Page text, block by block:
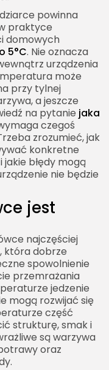
powinna
praktyce
domowych
5°C. Nie oznacza
urządzenia
może
przy tylnej
a jeszcze
na pytanie jaka
czegoś
zrozumieć, jak
konkretne
błędy mogą
nie będzie
jest
najczęściej
która dobrze
spowolnienie
przemrażania
jedzenie
mogą rozwijać się
część
strukturę, smak i
są warzywa
oraz
wyjazdu?
lodówce
temperatury
w lodówce
żywności
na co dzień?
dobrej